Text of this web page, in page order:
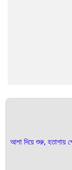
আশা দিয়ে শুরু, হতাশায়